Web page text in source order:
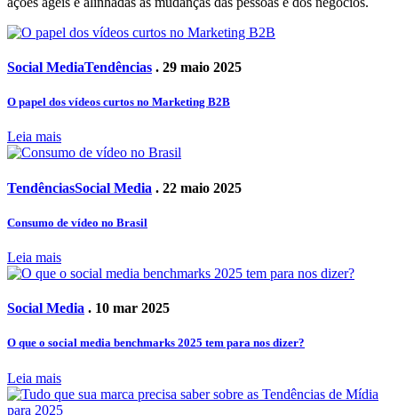
Social MediaTendências . 29 maio 2025
O papel dos vídeos curtos no Marketing B2B
Leia mais
TendênciasSocial Media . 22 maio 2025
Consumo de vídeo no Brasil
Leia mais
Social Media . 10 mar 2025
O que o social media benchmarks 2025 tem para nos dizer?
Leia mais